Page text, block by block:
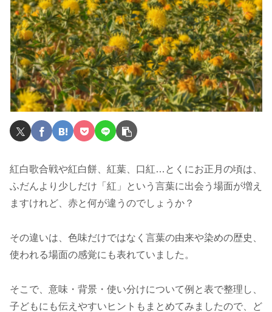
紅白歌合戦や紅白餅、紅葉、口紅…とくにお正月の頃は、
ふだんより少しだけ「紅」という言葉に出会う場面が増え
ますけれど、赤と何が違うのでしょうか？
その違いは、色味だけではなく言葉の由来や染めの歴史、
使われる場面の感覚にも表れていました。
そこで、意味・背景・使い分けについて例と表で整理し、
子どもにも伝えやすいヒントもまとめてみましたので、ど